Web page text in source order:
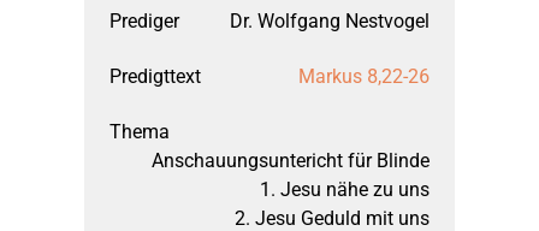
März 1997:
Dr. Wolfgang Nestvogel
Markus 8,22-26
Anschauungsuntericht für Blinde
1. Jesu nähe zu uns
2. Jesu Geduld mit uns